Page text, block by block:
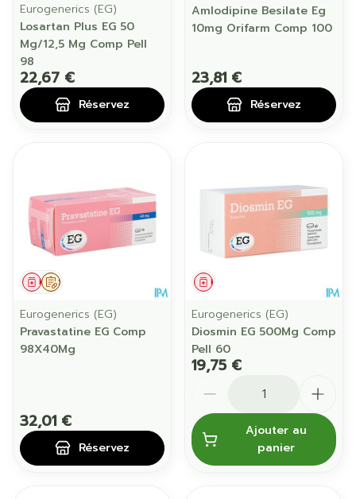
Eurogenerics (EG)
Losartan Plus EG 50
Mg/12,5 Mg Comp Pell
98
22,67 €
Réservez
Amlodipine Besilate Eg
10mg Orifarm Comp 100
23,81 €
Réservez
Sur prescription
Médicament
Eurogenerics (EG)
Pravastatine EG Comp
98X40Mg
32,01 €
Réservez
Médicament
Eurogenerics (EG)
Diosmin EG 500Mg Comp
Pell 60
19,75 €
Ajouter au
panier